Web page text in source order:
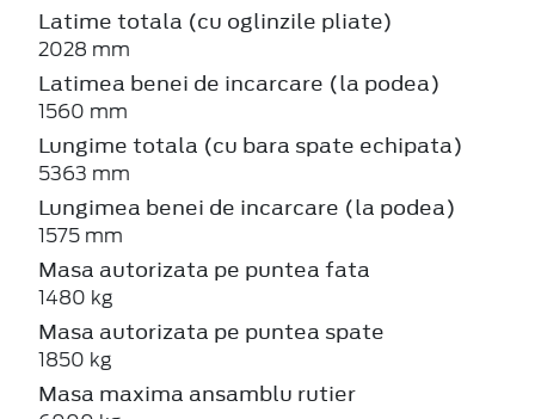
Latime totala (cu oglinzile pliate)
2028 mm
Latimea benei de incarcare (la podea)
1560 mm
Lungime totala (cu bara spate echipata)
5363 mm
Lungimea benei de incarcare (la podea)
1575 mm
Masa autorizata pe puntea fata
1480 kg
Masa autorizata pe puntea spate
1850 kg
Masa maxima ansamblu rutier